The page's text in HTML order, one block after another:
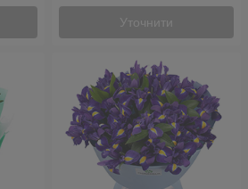
Уточнити